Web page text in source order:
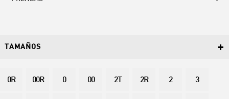
TAMAÑOS
0R 00R 0 00 2T 2R 2 3